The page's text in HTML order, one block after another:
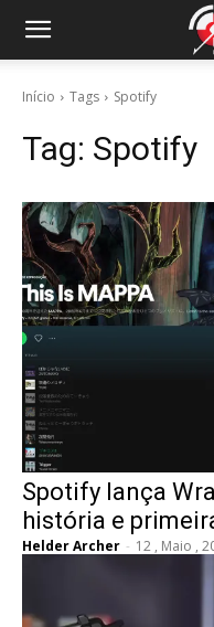
Início Tags Spotify
Tag: Spotify
Spotify lança
história e
Helder Archer - 12 , Maio ,